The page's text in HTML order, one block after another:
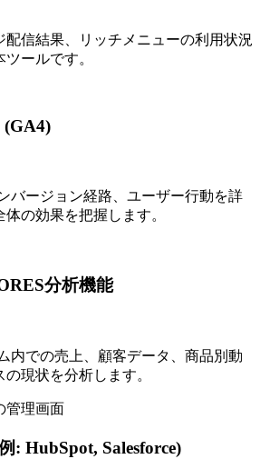
配信結果、リッチメニューの利用状況
ールです。
(GA4)
バージョン経路、ユーザー行動を詳
の効果を把握します。
分析機能
内での売上、顧客データ、商品別動
現状を分析します。
管理画面
: HubSpot, Salesforce)